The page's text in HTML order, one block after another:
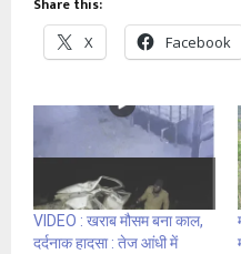
Share this:
X Facebook
VIDEO : खराब मौसम बना काल,
दर्दनाक हादसा : तेज आंधी में